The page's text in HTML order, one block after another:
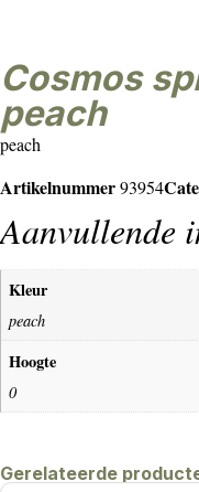
cosmos spray x 5 50 cm
peach
peach
Artikelnummer93954
Aanvullende
Kleur
peach
Hoogte
0
Gerelateerde